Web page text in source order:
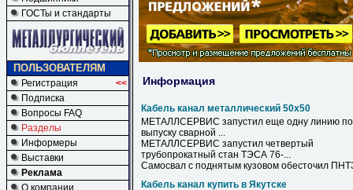
ГОСТы и стандарты
ПОЛЬЗОВАТЕЛЯМ
Регистрация
<<
Подписка
Вопросы FAQ
Разделы
Информеры
Выставки
Реклама
О компании
Информация
Кабель канал металлический 50х50
МЕТАЛЛСЕРВИС запустил еще одну линию по
выпуску сварной ...
МЕТАЛЛСЕРВИС запустил четвертый
трубопрокатный стан ТЭСА 76-...
Самосвал с поднятым кузовом обесточил
Кабель канал купить в Якутске